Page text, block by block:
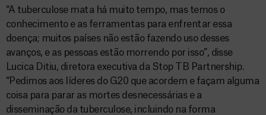
“A tuberculose mata há muito tempo, mas temos o
conhecimento e as ferramentas para enfrentar essa
doença; muitos países não estão fazendo uso desses
avanços, e as pessoas estão morrendo por isso”, disse
Lucica Ditiu, diretora executiva da Stop TB Partnership.
“Pedimos aos líderes do G20 que acordem e façam alguma
coisa para parar as mortes desnecessárias e a
disseminação da tuberculose, incluindo na forma